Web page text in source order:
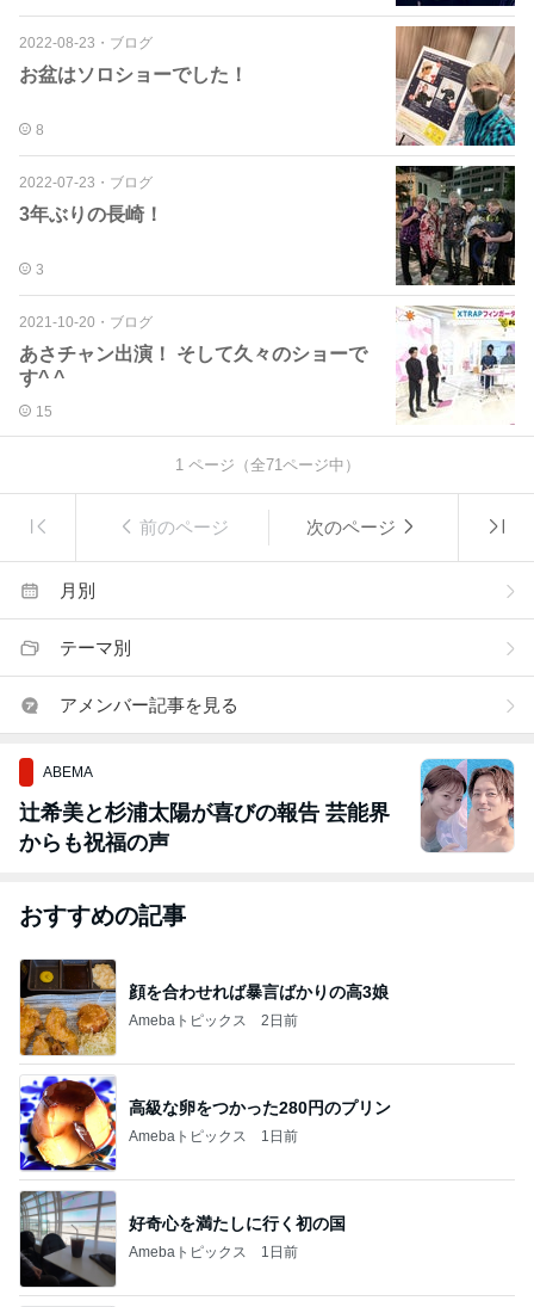
2022-08-23 ・ ブログ
お盆はソロショーでした！
8
2022-07-23 ・ ブログ
3年ぶりの長崎！
3
2021-10-20 ・ ブログ
あさチャン出演！ そして久々のショーで
す^ ^
15
1 ページ（全71ページ中）
前のページ 次のページ
月別
テーマ別
アメンバー記事を見る
ABEMA
辻希美と杉浦太陽が喜びの報告 芸能界
からも祝福の声
おすすめの記事
顔を合わせれば暴言ばかりの高3娘
Amebaトピックス 2日前
高級な卵をつかった280円のプリン
Amebaトピックス 1日前
好奇心を満たしに行く初の国
Amebaトピックス 1日前